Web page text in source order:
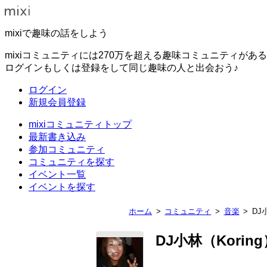
mixiで趣味の話をしよう
mixiコミュニティには270万を超える趣味コミュニティがある
ログインもしくは登録をして同じ趣味の人と出会おう♪
ログイン
新規会員登録
mixiコミュニティトップ
最新書き込み
参加コミュニティ
コミュニティを探す
イベント一覧
イベントを探す
ホーム コミュニティ 音楽 DJ
DJ小林（Koring